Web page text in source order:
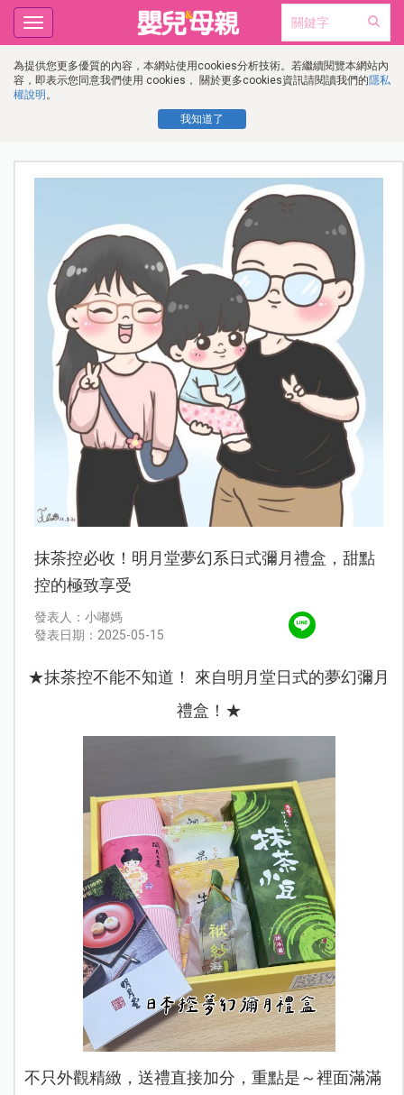
為提供您更多優質的內容，本網站使用cookies分析技術。若繼續閱覽本網站內
容，即表示您同意我們使用 cookies， 關於更多cookies資訊請閱讀我們的隱私
權說明 。
我知道了
Toggle
navigation
抹茶控必收！明月堂夢幻系日式彌月禮盒，甜點
控的極致享受
發表人：小嘟媽
發表日期：2025-05-15
★抹茶控不能不知道！ 來自明月堂日式的夢幻彌月
禮盒！★
不只外觀精緻，送禮直接加分，重點是～裡面滿滿